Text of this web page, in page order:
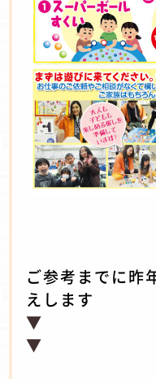
ご参考までに昨
えします
▼
▼